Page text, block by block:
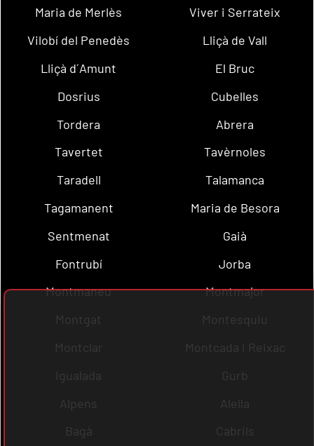
Maria de Merlès
Viver i Serrateix
Vilobí del Penedès
Lliçà de Vall
Lliçà d´Amunt
El Bruc
Dosrius
Cubelles
Tordera
Abrera
Tavertet
Tavèrnoles
Taradell
Talamanca
Tagamanent
Maria de Besora
Sentmenat
Gaià
Fontrubí
Jorba
Montmaneu
Montmajor
Montgat
Montesquiu
Montclar
Montcada i Reixac
Igualada
Gurb
Alpens
Alella
Bagà
Cabrils